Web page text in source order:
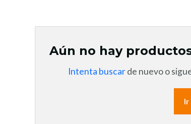
Aún no hay
Intenta buscarde nuevo o
Ir